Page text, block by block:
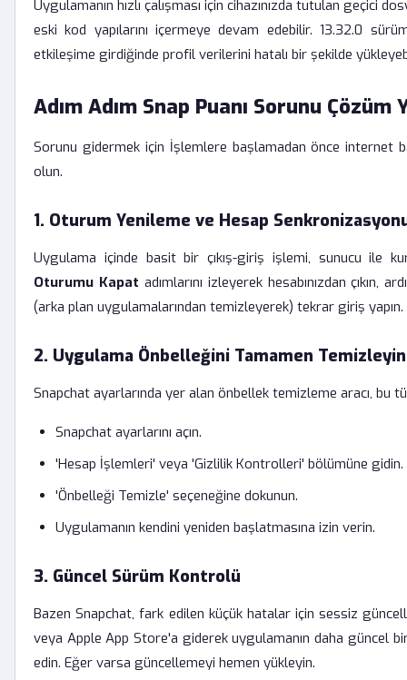
Uygulamanın hızlı çalışması için cihazınızda tutulan geçici
eski kod yapılarını içermeye devam edebilir. 13.32.0
etkileşime girdiğinde profil verilerini hatalı bir şekilde
Adım Adım Snap Puanı Sorunu
Sorunu gidermek için İşlemlere başlamadan önce internet
olun.
1. Oturum Yenileme ve Hesap
Uygulama içinde basit bir çıkış-giriş işlemi, sunucu ile
Oturumu Kapat adımlarını izleyerek hesabınızdan çıkın,
(arka plan uygulamalarından temizleyerek) tekrar giriş yapın.
2. Uygulama Önbelleğini Tamamen Temizleyin
Snapchat ayarlarında yer alan önbellek temizleme aracı, bu
Snapchat ayarlarını açın.
'Hesap İşlemleri' veya 'Gizlilik Kontrolleri' bölümüne gidin.
'Önbelleği Temizle' seçeneğine dokunun.
Uygulamanın kendini yeniden başlatmasına izin verin.
3. Güncel Sürüm Kontrolü
Bazen Snapchat, fark edilen küçük hatalar için sessiz
veya Apple App Store'a giderek uygulamanın daha güncel
edin. Eğer varsa güncellemeyi hemen yükleyin.